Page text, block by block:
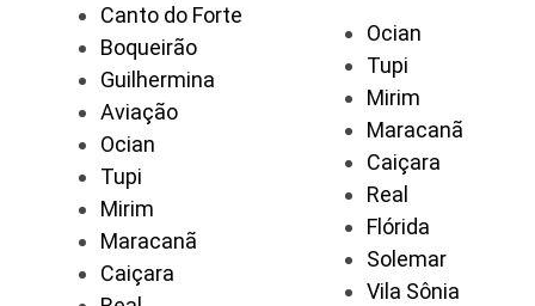
Canto do Forte
Boqueirão
Guilhermina
Aviação
Ocian
Tupi
Mirim
Maracanã
Caiçara
Ocian
Tupi
Mirim
Maracanã
Caiçara
Real
Flórida
Solemar
Vila Sônia